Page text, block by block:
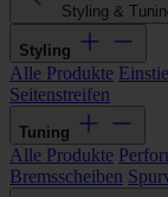
Styling &
Styling
Alle Produkte
Seitenstreifen
Tuning
Alle Produkte
Bremsscheiben